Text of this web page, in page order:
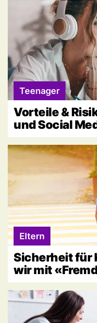
Teenager
Vorteile &
und Social
Eltern
Sicherheit für
wir mit